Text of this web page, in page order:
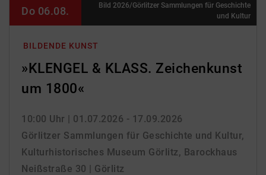
BILDENDE KUNST
»KLENGEL & KLASS. Zeichenkunst
um 1800«
10:00 Uhr | 01.07.2026 - 17.09.2026
Görlitzer Sammlungen für Geschichte und Kultur,
Kulturhistorisches Museum Görlitz, Barockhaus
Neißstraße 30 | Görlitz
Do 06.08.
Bild 2026/Görlitzer Sammlungen für Geschichte
und Kultur